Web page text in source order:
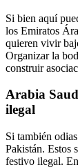
Si bien aquí
los Emiratos
quieren vivir
Organizar la
construir
Arabia
ilegal
Si también
Pakistán. Estos
festivo ilegal.